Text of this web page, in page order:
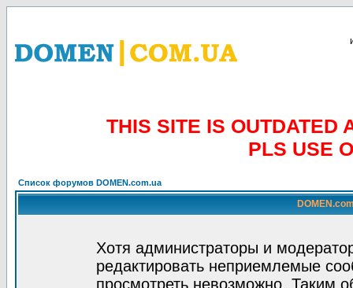
THIS SITE IS OUTDATED
PLS USE
Список форумов DOMEN.com.ua
Хотя администраторы и
редактировать неприемлемые
просмотреть невозможно. Таким